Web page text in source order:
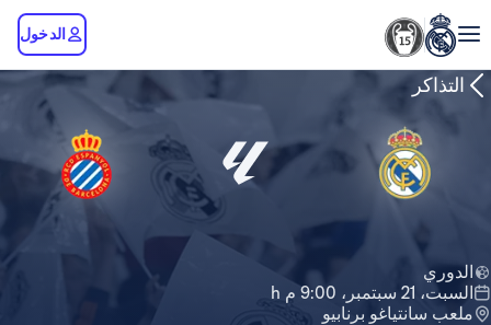
الدخول
التذاكر
الدوري
السبت، 21 سبتمبر، 9:00 م h
ملعب سانتياغو برنابيو